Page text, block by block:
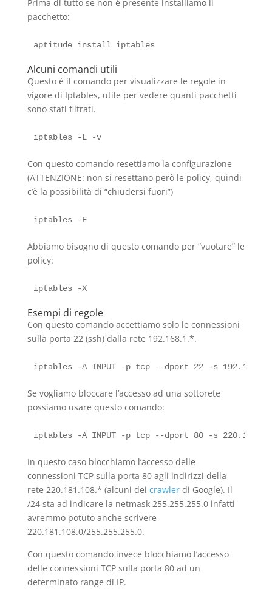
Prima di tutto se non è presente installiamo il
pacchetto:
Alcuni comandi utili
Questo è il comando per visualizzare le regole in
vigore di Iptables, utile per vedere quanti pacchetti
sono stati filtrati.
iptables -L -v
Con questo comando resettiamo la configurazione
(ATTENZIONE: non si resettano però le policy, quindi
c’è la possibilità di “chiudersi fuori”)
iptables -F
Abbiamo bisogno di questo comando per “vuotare” le
policy:
iptables -X
Esempi di regole
Con questo comando accettiamo solo le connessioni
sulla porta 22 (ssh) dalla rete 192.168.1.*.
Se vogliamo bloccare l’accesso ad una sottorete
possiamo usare questo comando:
In questo caso blocchiamo l’accesso delle
connessioni TCP sulla porta 80 agli indirizzi della
rete 220.181.108.* (alcuni dei crawlerdi Google). Il
/24 sta ad indicare la netmask 255.255.255.0 infatti
avremmo potuto anche scrivere
220.181.108.0/255.255.255.0.
Con questo comando invece blocchiamo l’accesso
delle connessioni TCP sulla porta 80 ad un
determinato range di IP.